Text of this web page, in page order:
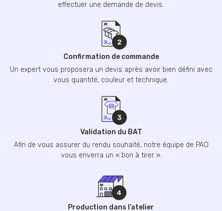
effectuer une demande de devis.
Confirmation de commande
Un expert vous proposera un devis après avoir bien défini avec
vous quantité, couleur et technique.
Validation du BAT
Afin de vous assurer du rendu souhaité, notre équipe de PAO
vous enverra un « bon à tirer ».
Production dans l’atelier